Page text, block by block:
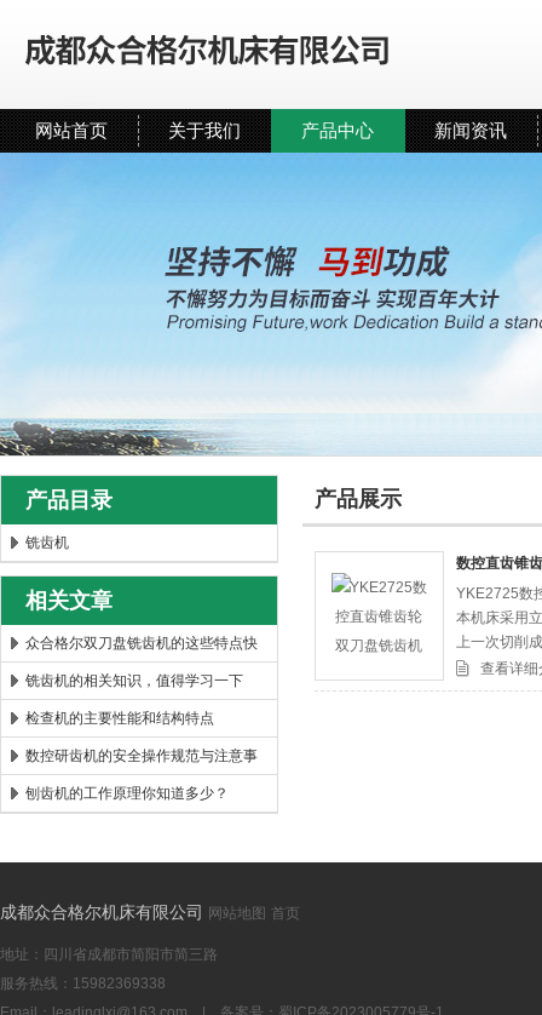
成都众合格尔机床有限公司
网站首页 关于我们 产品中心 新闻资讯
产品目录
铣齿机
相关文章
众合格尔双刀盘铣齿机的这些特点快
来看看吧！
铣齿机的相关知识，值得学习一下
检查机的主要性能和结构特点
数控研齿机的安全操作规范与注意事
项
刨齿机的工作原理你知道多少？
产品展示
数控直齿锥
YKE2725数
本机床采用
上一次切削
动数控系统
查看详细
成都众合格尔机床有限公司 网站地图 首页
地址：四川省成都市简阳市简三路
服务热线：15982369338